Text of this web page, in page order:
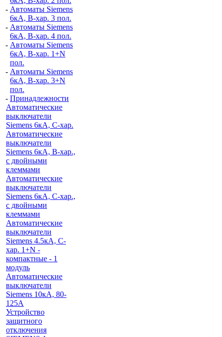
- Автоматы Siemens
6кА, B-хар. 3 пол.
- Автоматы Siemens
6кА, B-хар. 4 пол.
- Автоматы Siemens
6кА, B-хар. 1+N
пол.
- Автоматы Siemens
6кА, B-хар. 3+N
пол.
- Принадлежности
Автоматические
выключатели
Siemens 6кА, С-хар.
Автоматические
выключатели
Siemens 6кА, B-хар.,
с двойными
клеммами
Автоматические
выключатели
Siemens 6кА, C-хар.,
с двойными
клеммами
Автоматические
выключатели
Siemens 4.5кА, C-
хар. 1+N -
компактные - 1
модуль
Автоматические
выключатели
Siemens 10кА, 80-
125A
Устройство
защитного
отключения